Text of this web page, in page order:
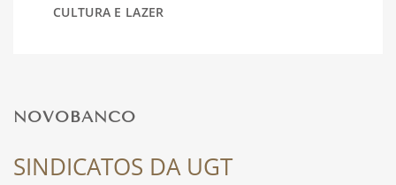
CULTURA E LAZER
FÉRIAS
NOVOBANCO
SINDICATOS DA UGT